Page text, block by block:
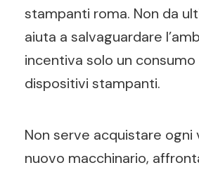
stampanti roma. Non da
aiuta a salvaguardare
incentiva solo un
dispositivi stampanti.
Non serve acquistare ogni
nuovo macchinario,